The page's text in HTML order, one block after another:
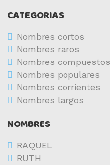
CATEGORIAS
Nombres cortos
Nombres raros
Nombres compuestos
Nombres populares
Nombres corrientes
Nombres largos
NOMBRES
RAQUEL
RUTH